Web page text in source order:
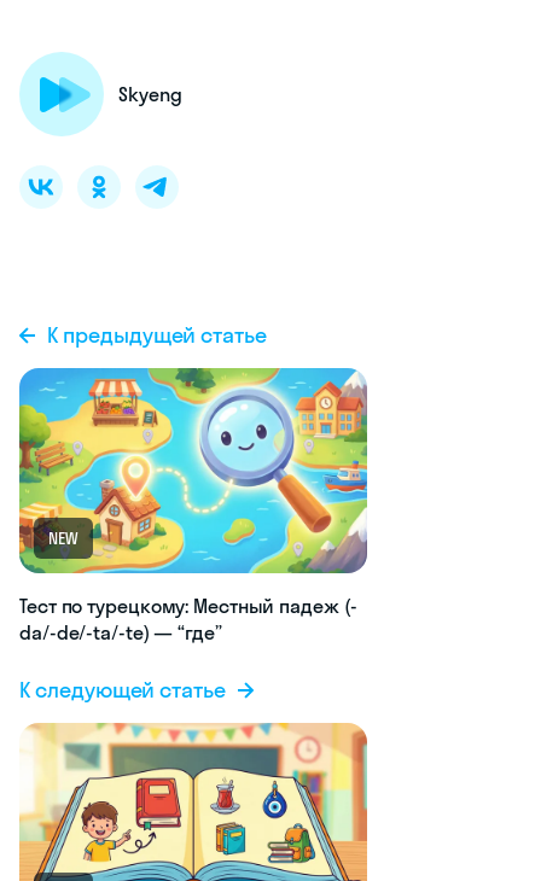
Skyeng
К предыдущей статье
NEW
Тест по турецкому: Местный падеж (-
da/-de/-ta/-te) — “где”
К следующей статье